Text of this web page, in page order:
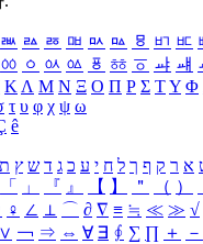
ㅫ ㅬ ㅭ ㅮ ㅯ ㅰ ㅱ ㅲ ㅳ
ㆀ ㆁ ㆂ ㆃ ㆄ ㆅ ㆆ ㆇ ㆈ
ΚΛ Μ Ν Ξ Ο Π Ρ Σ ΤΥ Φ
τ υ φ χ ψ ω
ê
א ר ק ף ך ל ח י ע כ ג ד ש ץ ת
「 」 『 』 【 】 ＂ （ ）
♀ ∠ ⊥ ⌒ ∂ ∇ ≡ ≒ ≪ ≫ √
∨ ￢ ⇒ ⇔ ∀ ∃ ∮ ∑ ∏ ＋ －